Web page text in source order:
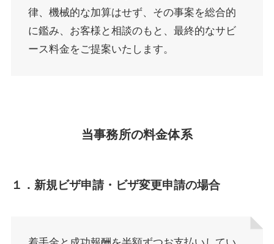
律、機械的な加算はせず、その事案を総合的
に鑑み、お客様と相談のもと、最終的なサビ
ース料金をご提案いたします。
当事務所の料金体系
１．新規ビザ申請・ビザ変更申請の場合